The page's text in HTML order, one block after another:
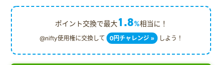
ポイント交換で最大1.8%相当に！
@nifty使用権に交換して 0円チャレンジ » しよう！